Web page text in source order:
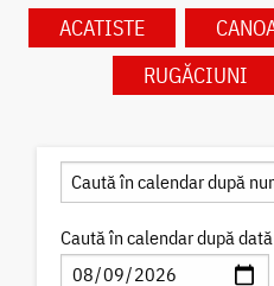
ACATISTE
RUGĂCIUNI
Caută în calendar după dată